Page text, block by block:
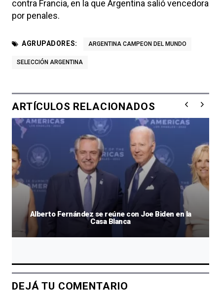
contra Francia, en la que Argentina salió vencedora
por penales.
AGRUPADORES: ARGENTINA CAMPEON DEL MUNDO
SELECCIÓN ARGENTINA
ARTÍCULOS RELACIONADOS
Alberto Fernández se reúne con Joe Biden en la
Casa Blanca
DEJÁ TU COMENTARIO